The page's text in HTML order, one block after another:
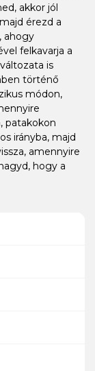
akkor jól
érezd a
ahogy
felkavarja a
is
történő
módon,
patakokon
irányba, majd
amennyire
hogy a